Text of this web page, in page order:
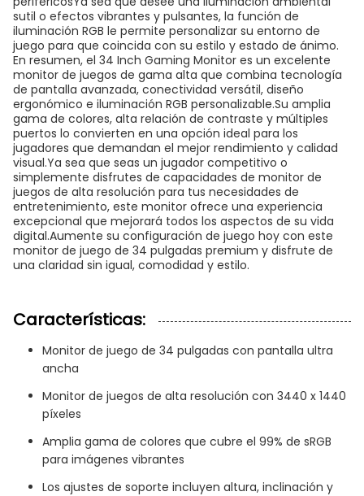
sutil o efectos vibrantes y pulsantes, la función de
iluminación RGB le permite personalizar su entorno de
juego para que coincida con su estilo y estado de ánimo.
En resumen, el 34 Inch Gaming Monitor es un excelente
monitor de juegos de gama alta que combina tecnología
de pantalla avanzada, conectividad versátil, diseño
ergonómico e iluminación RGB personalizable.Su amplia
gama de colores, alta relación de contraste y múltiples
puertos lo convierten en una opción ideal para los
jugadores que demandan el mejor rendimiento y calidad
visual.Ya sea que seas un jugador competitivo o
simplemente disfrutes de capacidades de monitor de
juegos de alta resolución para tus necesidades de
entretenimiento, este monitor ofrece una experiencia
excepcional que mejorará todos los aspectos de su vida
digital.Aumente su configuración de juego hoy con este
monitor de juego de 34 pulgadas premium y disfrute de
una claridad sin igual, comodidad y estilo.
Características:
Monitor de juego de 34 pulgadas con pantalla ultra
ancha
Monitor de juegos de alta resolución con 3440 x 1440
píxeles
Amplia gama de colores que cubre el 99% de sRGB
para imágenes vibrantes
Los ajustes de soporte incluyen altura, inclinación y